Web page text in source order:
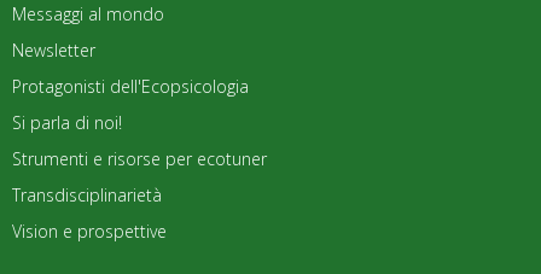
Messaggi al mondo
Newsletter
Protagonisti dell'Ecopsicologia
Si parla di noi!
Strumenti e risorse per ecotuner
Transdisciplinarietà
Vision e prospettive